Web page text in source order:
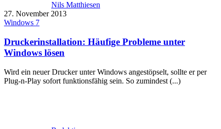
Nils Matthiesen
27. November 2013
Windows 7
Druckerinstallation: Häufige Probleme unter
Windows lösen
Wird ein neuer Drucker unter Windows angestöpselt, sollte er per
Plug-n-Play sofort funktionsfähig sein. So zumindest (...)